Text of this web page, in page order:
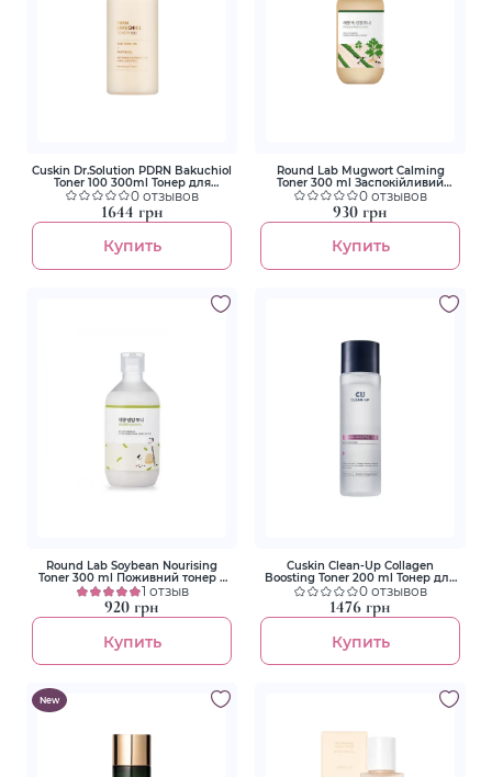
Cuskin Dr.Solution PDRN Bakuchiol
Toner 100 300ml Тонер для
відновлення шкіри з
полінуклеотидами та бакучіолом
0 отзывов
1644 грн
Купить
Round Lab Mugwort Calming
Toner 300 ml Заспокійливий
тонер з морським полином
0 отзывов
930 грн
Купить
Round Lab Soybean Nourising
Toner 300 ml Поживний тонер з
екстрактом чорних соєвих бобів
1 отзыв
920 грн
Купить
Cuskin Clean-Up Collagen
Boosting Toner 200 ml Тонер для
улучшения упругости
0 отзывов
1476 грн
Купить
New